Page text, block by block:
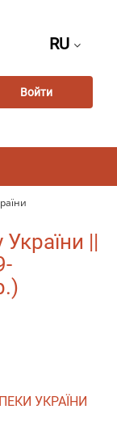
RU
Войти
||
УКРАЇНИ